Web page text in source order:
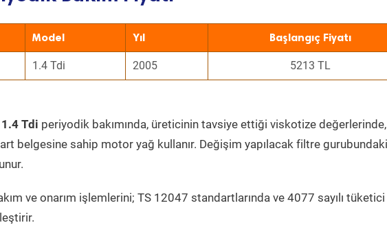
Model Yıl Başlangıç Fiyatı
1.4 Tdi 2005 5213 TL
Tdi periyodik bakımında, üreticinin tavsiye ettiği viskotize
belgesine sahip motor yağ kullanır. Değişim yapılacak filtre
ve onarım işlemlerini; TS 12047 standartlarında ve 4077 sayılı tüketici